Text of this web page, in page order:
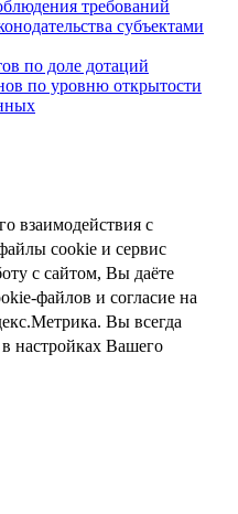
требований
субъектами
по доле дотаций
по уровню открытости
взаимодействия с
cookie и сервис
с сайтом, Вы даёте
файлов и согласие на
Вы всегда
настройках Вашего